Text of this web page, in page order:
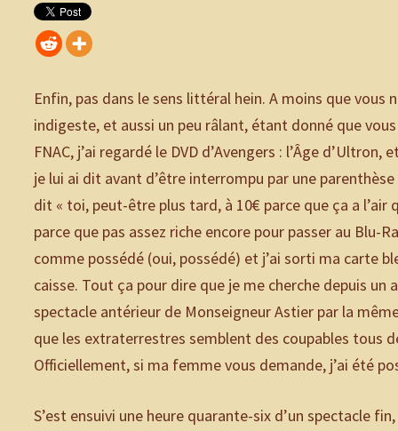
Enfin, pas dans le sens littéral hein. A moins que vous
indigeste, et aussi un peu râlant, étant donné que
FNAC, j’ai regardé le DVD d’Avengers : l’Âge
je lui ai dit avant d’être interrompu par une
dit « toi, peut-être plus tard, à 10€ parce que ça a l’air
parce que pas assez riche encore pour passer au Blu-
comme possédé (oui, possédé) et j’ai sorti ma carte
caisse. Tout ça pour dire que je me cherche depuis
spectacle antérieur de Monseigneur Astier par la
que les extraterrestres semblent des coupables tous
Officiellement, si ma femme vous demande, j’ai été
S’est ensuivi une heure quarante-six d’un spectacle